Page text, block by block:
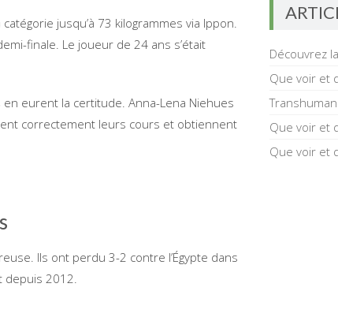
jusqu’à 73 kilogrammes via Ippon.
finale. Le joueur de 24 ans s’était
eurent la certitude. Anna-Lena Niehues
correctement leurs cours et obtiennent
Ils ont perdu 3-2 contre l’Égypte dans
depuis 2012.
Découvrez
Que voir et
Que voir et
Que voir et